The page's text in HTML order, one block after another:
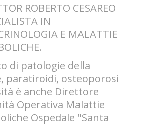
ROBERTO CESAREO
IN
E MALATTIE
di patologie della
paratiroidi, osteoporosi
è anche Direttore
Operativa Malattie
Ospedale "Santa